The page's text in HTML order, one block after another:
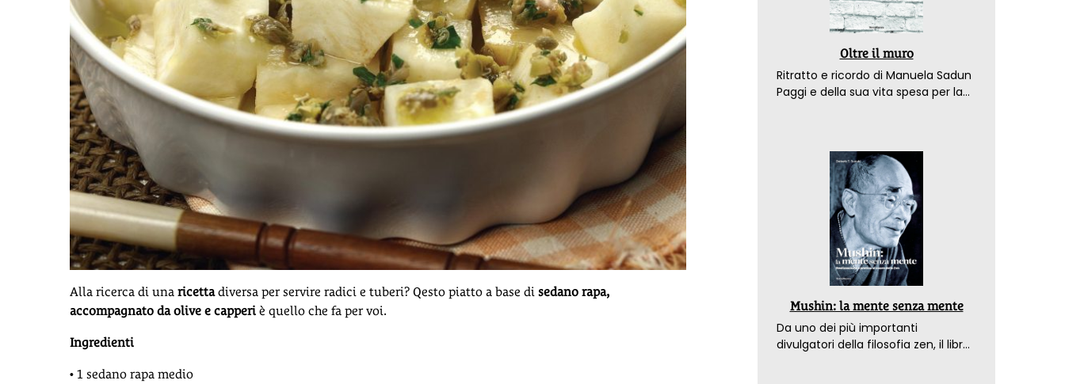
Alla ricerca di una ricettadiversa per servire radici e tuberi? Qesto piatto a base di sedano rapa,
accompagnato da olive e capperi è quello che fa per voi.
Ingredienti
• 1 sedano rapa medio
Oltre il muro
Ritratto e ricordo di Manuela Sadun
Paggi e della sua vita spesa per la
Mushin: la mente senza mente
Da uno dei più importanti
divulgatori della filosofia zen, il libro